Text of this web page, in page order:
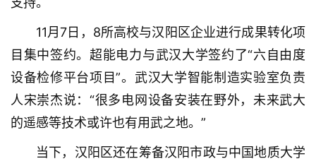
滚
活
百
11月7日，8所高校与汉阳区企业进行成果转化项
目集中签约。超能电力与武汉大学签约了“六自由度
设备检修平台项目”。武汉大学智能制造实验室负责
人宋崇杰说：“很多电网设备安装在野外，未来武大
的遥感等技术或许也有用武之地。”
当下，汉阳区还在筹备汉阳市政与中国地质大学